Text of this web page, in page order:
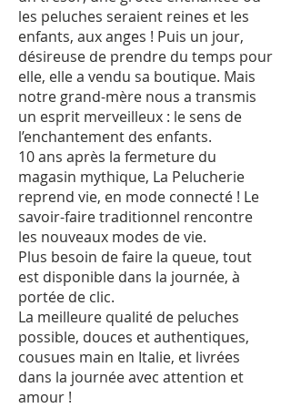
les peluches seraient reines et les
enfants, aux anges ! Puis un jour,
désireuse de prendre du temps pour
elle, elle a vendu sa boutique. Mais
notre grand-mère nous a transmis
un esprit merveilleux : le sens de
l’enchantement des enfants.
10 ans après la fermeture du
magasin mythique, La Pelucherie
reprend vie, en mode connecté ! Le
savoir-faire traditionnel rencontre
les nouveaux modes de vie.
Plus besoin de faire la queue, tout
est disponible dans la journée, à
portée de clic.
La meilleure qualité de peluches
possible, douces et authentiques,
cousues main en Italie, et livrées
dans la journée avec attention et
amour !